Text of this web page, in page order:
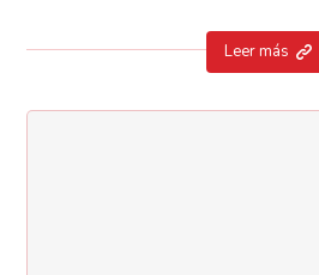
Leer más